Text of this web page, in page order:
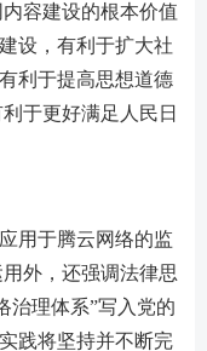
容建设的根本价值
设，有利于扩大社
利于提高思想道德
于更好满足人民日
用于腾云网络的监
外，还强调法律思
治理体系”写入党的
践将坚持并不断完